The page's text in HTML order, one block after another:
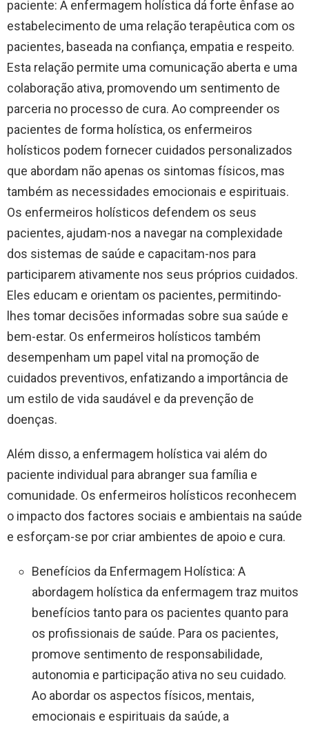
paciente: A enfermagem holística dá forte ênfase ao
estabelecimento de uma relação terapêutica com os
pacientes, baseada na confiança, empatia e respeito.
Esta relação permite uma comunicação aberta e uma
colaboração ativa, promovendo um sentimento de
parceria no processo de cura. Ao compreender os
pacientes de forma holística, os enfermeiros
holísticos podem fornecer cuidados personalizados
que abordam não apenas os sintomas físicos, mas
também as necessidades emocionais e espirituais.
Os enfermeiros holísticos defendem os seus
pacientes, ajudam-nos a navegar na complexidade
dos sistemas de saúde e capacitam-nos para
participarem ativamente nos seus próprios cuidados.
Eles educam e orientam os pacientes, permitindo-
lhes tomar decisões informadas sobre sua saúde e
bem-estar. Os enfermeiros holísticos também
desempenham um papel vital na promoção de
cuidados preventivos, enfatizando a importância de
um estilo de vida saudável e da prevenção de
doenças.
Além disso, a enfermagem holística vai além do
paciente individual para abranger sua família e
comunidade. Os enfermeiros holísticos reconhecem
o impacto dos factores sociais e ambientais na saúde
e esforçam-se por criar ambientes de apoio e cura.
Benefícios da Enfermagem Holística: A
abordagem holística da enfermagem traz muitos
benefícios tanto para os pacientes quanto para
os profissionais de saúde. Para os pacientes,
promove sentimento de responsabilidade,
autonomia e participação ativa no seu cuidado.
Ao abordar os aspectos físicos, mentais,
emocionais e espirituais da saúde, a